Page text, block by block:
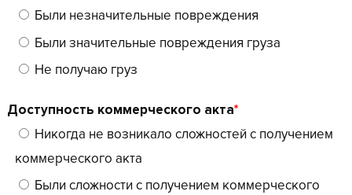
Были незначительные повреждения
Были значительные повреждения груза
Не получаю груз
Доступность коммерческого акта*
Никогда не возникало сложностей с получением
коммерческого акта
Были сложности с получением коммерческого